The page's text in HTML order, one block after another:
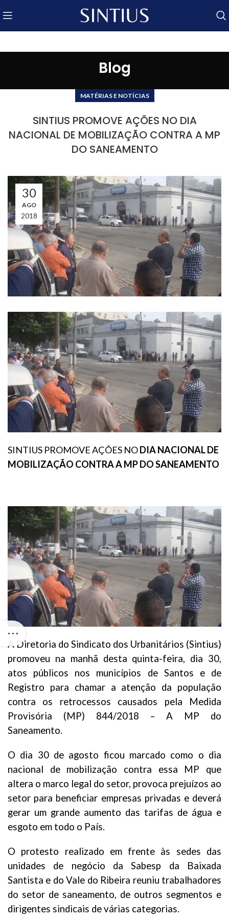
Blog
MATÉRIAS E NOTÍCIAS
SINTIUS PROMOVE AÇÕES NO DIA
NACIONAL DE MOBILIZAÇÃO CONTRA A MP
DO SANEAMENTO
30
AGO
2018
SINTIUS PROMOVE AÇÕES NODIA NACIONAL DE
MOBILIZAÇÃO CONTRA A MP DO SANEAMENTO
A Diretoria do Sindicato dos Urbanitários (Sintius)
promoveu na manhã desta quinta-feira, dia 30,
atos públicos nos municípios de Santos e de
Registro para chamar a atenção da população
contra os retrocessos causados pela Medida
Provisória (MP) 844/2018 – A MP do
Saneamento.
O dia 30 de agosto ficou marcado como o dia
nacional de mobilização contra essa MP que
altera o marco legal do setor, provoca prejuízos ao
setor para beneficiar empresas privadas e deverá
gerar um grande aumento das tarifas de água e
esgoto em todo o País.
O protesto realizado em frente às sedes das
unidades de negócio da Sabesp da Baixada
Santista e do Vale do Ribeira reuniu trabalhadores
do setor de saneamento, de outros segmentos e
dirigentes sindicais de várias categorias.